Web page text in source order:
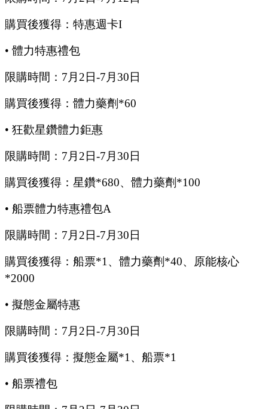
購買後獲得：特惠週卡I
• 體力特惠禮包
限購時間： 7月 2 日-7月 30 日
購買後獲得：體力藥劑 *60
• 狂歡星鑽體力鉅惠
限購時間： 7月 2 日-7月 30 日
購買後獲得：星鑽*680、體力藥劑*100
• 船票體力特惠禮包A
限購時間： 7月 2 日-7月 30 日
購買後獲得：船票*1、體力藥劑*40、原能核心
*2000
• 擬態金屬特惠
限購時間： 7月 2 日-7月 30 日
購買後獲得：擬態金屬*1、船票*1
• 船票禮包